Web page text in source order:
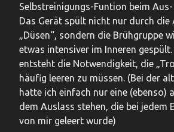
Selbstreinigungs-Funtion beim
Das Gerät spült nicht nur durch die
„Düsen“, sondern die Brühgruppe
etwas intensiver im Inneren
entsteht die Notwendigkeit, die
häufig leeren zu müssen. (Bei der
hatte ich einfach nur eine (ebenso)
dem Auslass stehen, die bei jedem
von mir geleert wurde)